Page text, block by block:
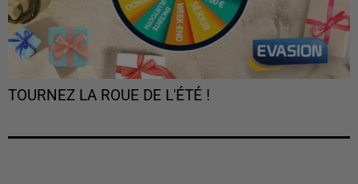
TOURNEZ LA ROUE DE L'ÉTÉ !